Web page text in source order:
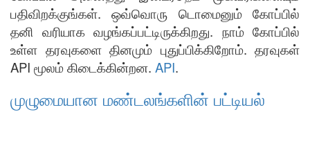
பதிவிறக்குங்கள். ஒவ்வொரு டொமைனும் கோப்பில்
தனி வரியாக வழங்கப்பட்டிருக்கிறது. நாம் கோப்பில்
உள்ள தரவுகளை தினமும் புதுப்பிக்கிறோம். தரவுகள்
API மூலம் கிடைக்கின்றன. API.
முழுமையான மண்டலங்களின் பட்டியல்